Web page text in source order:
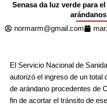
Senasa da luz verde para
normarm@gmail.com
El Servicio Nacional de
autorizó el ingreso de un total
de arándano procedentes de
fin de acortar el tránsito de